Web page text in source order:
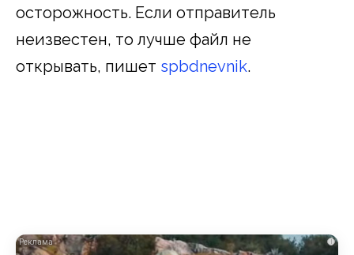
осторожность. Если отправитель
неизвестен, то лучше файл не
открывать, пишет spbdnevnik.
i